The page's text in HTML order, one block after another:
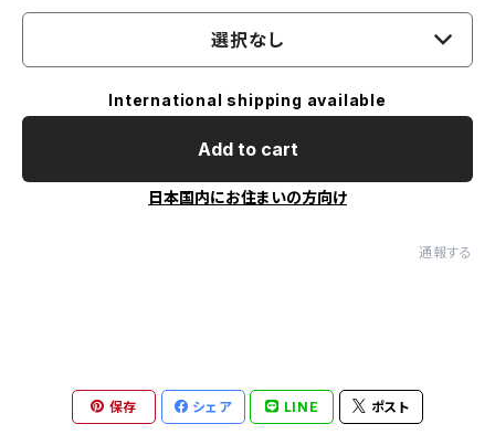
選択なし
International shipping available
Add to cart
日本国内にお住まいの方向け
通報する
保存 シェア LINE ポスト